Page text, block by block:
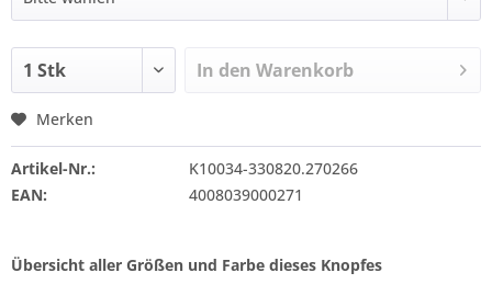
In den Warenkorb
Merken
Artikel-Nr.:
K10034-330820.270266
EAN:
4008039000271
Übersicht aller Größen und Farbe dieses Knopfes